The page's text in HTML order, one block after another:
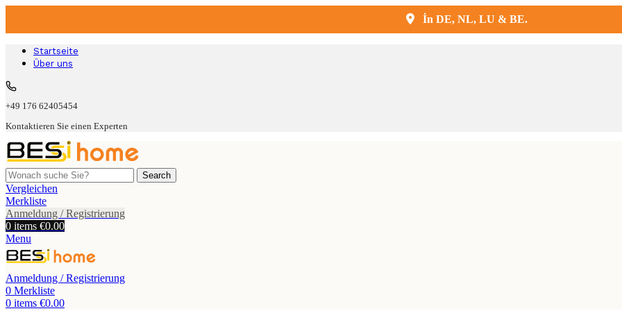
Kostenlose Lieferung und Montage
İn DE, NL, LU & BE.
Startseite
Über uns
+49 176 62405454
Kontaktieren Sie einen Experten
Search
Vergleichen
Merkliste
Anmeldung / Registrierung
0 items €0.00
Menu
Anmeldung / Registrierung
0 Merkliste
0 items €0.00